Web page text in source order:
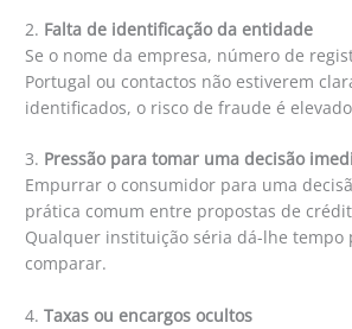
2. Falta de identificação da entidade
Se o nome da empresa, número de
Portugal ou contactos não estiverem
identificados, o risco de fraude é
3. Pressão para tomar uma decisão
Empurrar o consumidor para uma
prática comum entre propostas de
Qualquer instituição séria dá-lhe tempo
comparar.
4.Taxas ou encargos ocultos